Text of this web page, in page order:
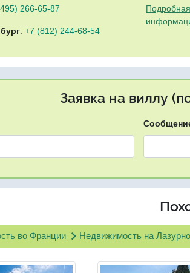
266-65-87
: +7 (812) 244-68-54
Заявка на виллу
во Франции Недвижимость на